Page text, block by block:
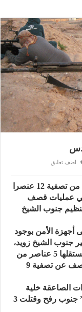
اضف تعليق
تمكنت قوات الأمن المصرية بشمال سيناء من تصفية 12 عنصرا
عمليات قصف
جنوب الشيخ
الأمن بوجود
جنوب الشيخ زويد،
فقامت مروحيات الاباتشي بقصف سيارة يستقلها 5 عناصر من
أنصار بيت المقدس، وأسفرت عمليات القصف عن تصفية 9
الصاعقة خلية
تابعة لأنصار بيت المقدس بقرية “أبو شنار” جنوب رفح وقتلت 3